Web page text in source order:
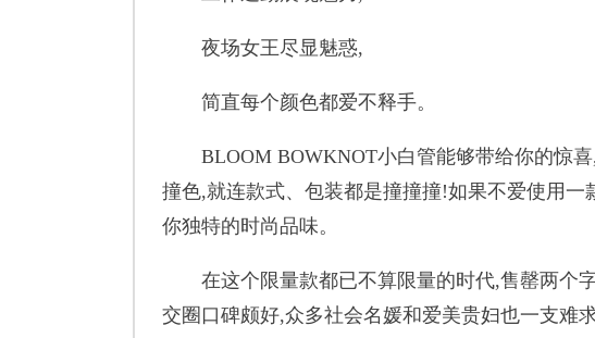
夜场女王尽显魅惑,
简直每个颜色都爱不释手。
BLOOM BOWKNOT小白管能够带给你的惊喜
撞色,就连款式、包装都是撞撞撞!如果不爱使用一
你独特的时尚品味。
在这个限量款都已不算限量的时代,售罄两个
交圈口碑颇好,众多社会名媛和爱美贵妇也一支难